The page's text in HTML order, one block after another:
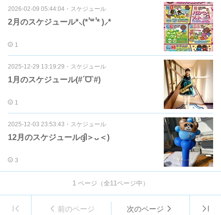
2026-02-09 05:44:04 ・ スケジュール
2月のスケジュール*⸜(* ॑꒳ ॑* )⸝*
1
2025-12-29 13:19:29 ・ スケジュール
1月のスケジュール(#´ᗜ`#)
1
2025-12-03 23:53:43 ・ スケジュール
12月のスケジュールദ്ദി＞ᴗ＜)
3
1ページ（全11ページ中）
前のページ 次のページ